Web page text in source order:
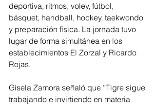
deportiva, ritmos, voley, fútbol,
básquet, handball, hockey, taekwondo
y preparación física. La jornada tuvo
lugar de forma simultánea en los
establecimientos El Zorzal y Ricardo
Rojas.
Gisela Zamora señaló que “Tigre sigue
trabajando e invirtiendo en materia